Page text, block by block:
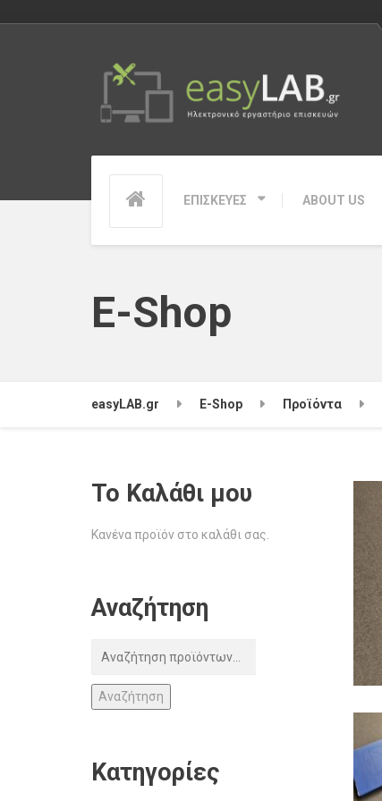
ΕΠΙΣΚΕΥΕΣ ABOUT US
E-Shop
easyLAB.gr E-Shop Προϊόντα
Το Καλάθι μου
Κανένα προϊόν στο καλάθι σας.
Αναζήτηση
Αναζήτηση
Κατηγορίες